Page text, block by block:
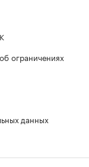
ограничениях
данных